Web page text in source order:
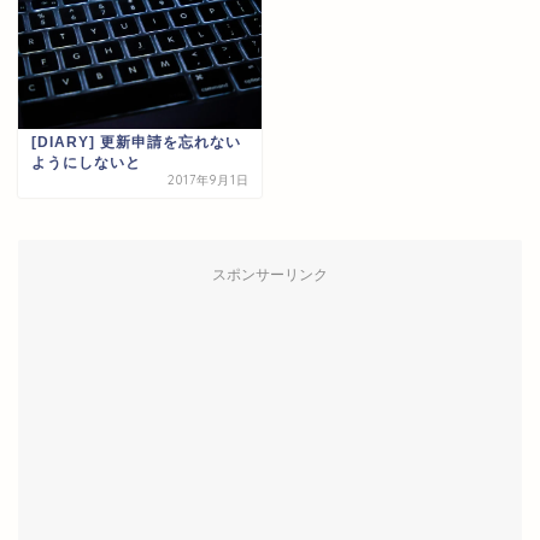
[DIARY] 更新申請を忘れない
ようにしないと
2017年9月1日
スポンサーリンク